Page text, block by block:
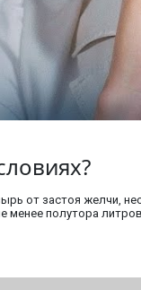
от застоя желчи,
полутора